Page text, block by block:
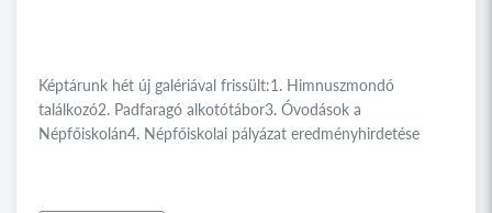
Képtárunk hét új galériával frissült:1. Himnuszmondó
találkozó2. Padfaragó alkotótábor3. Óvodások a
Népfőiskolán4. Népfőiskolai pályázat eredményhirdetése